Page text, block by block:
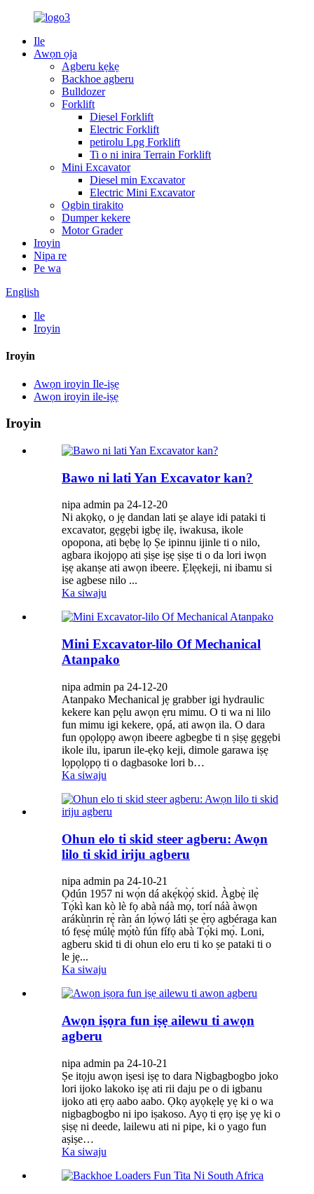
Ile
Awọn ọja
Agberu kẹkẹ
Backhoe agberu
Bulldozer
Forklift
Diesel Forklift
Electric Forklift
petirolu Lpg Forklift
Ti o ni inira Terrain Forklift
Mini Excavator
Diesel min Excavator
Electric Mini Excavator
Ogbin tirakito
Dumper kekere
Motor Grader
Iroyin
Nipa re
Pe wa
English
Ile
Iroyin
Iroyin
Awọn iroyin Ile-iṣẹ
Awọn iroyin ile-iṣẹ
Iroyin
Bawo ni lati Yan Excavator kan?
nipa admin pa 24-12-20
Ni akọkọ, o jẹ dandan lati ṣe alaye idi pataki ti
excavator, gẹgẹbi igbẹ ilẹ, iwakusa, ikole
opopona, ati bẹbẹ lọ Ṣe ipinnu ijinle ti o nilo,
agbara ikojọpọ ati ṣiṣe iṣẹ ṣiṣe ti o da lori iwọn
iṣẹ akanṣe ati awọn ibeere. Ẹlẹẹkeji, ni ibamu si
ise agbese nilo ...
Ka siwaju
Mini Excavator-lilo Of Mechanical
Atanpako
nipa admin pa 24-12-20
Atanpako Mechanical jẹ grabber igi hydraulic
kekere kan pẹlu awọn ẹru mimu. O ti wa ni lilo
fun mimu igi kekere, ọpá, ati awọn ila. O dara
fun ọpọlọpọ awọn ibeere agbegbe ti n ṣiṣẹ gẹgẹbi
ikole ilu, iparun ile-ẹkọ keji, dimole garawa iṣẹ
lọpọlọpọ ti o dagbasoke lori b…
Ka siwaju
Ohun elo ti skid steer agberu: Awọn
lilo ti skid iriju agberu
nipa admin pa 24-10-21
Ọdún 1957 ni wọ́n dá akẹ́kọ̀ọ́ skid. Àgbẹ̀ ilẹ̀
Tọ́kì kan kò lè fọ abà náà mọ́, torí náà àwọn
arákùnrin rẹ̀ ràn án lọ́wọ́ láti ṣe ẹ̀rọ agbéraga kan
tó fẹsẹ̀ múlẹ̀ mọ́tò fún fífọ abà Tọ́ki mọ́. Loni,
agberu skid ti di ohun elo eru ti ko ṣe pataki ti o
le jẹ...
Ka siwaju
Awọn iṣọra fun iṣẹ ailewu ti awọn
agberu
nipa admin pa 24-10-21
Ṣe itọju awọn iṣesi iṣẹ to dara Nigbagbogbo joko
lori ijoko lakoko iṣẹ ati rii daju pe o di igbanu
ijoko ati ẹrọ aabo aabo. Ọkọ ayọkẹlẹ yẹ ki o wa
nigbagbogbo ni ipo iṣakoso. Ayọ ti ẹrọ iṣẹ yẹ ki o
ṣiṣẹ ni deede, lailewu ati ni pipe, ki o yago fun
aṣiṣe…
Ka siwaju